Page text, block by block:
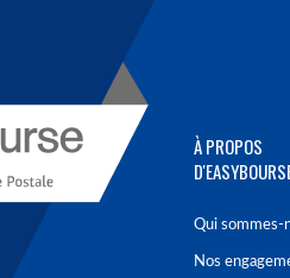
À PROPOS
Qui sommes-
Nos